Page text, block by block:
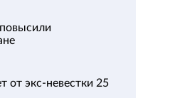
от экс-невестки 25